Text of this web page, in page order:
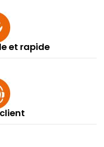
et rapide